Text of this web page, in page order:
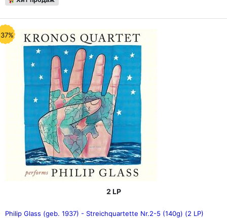
2 LP
Philip Glass (geb. 1937) - Streichquartette Nr.2-5 (140g) (2 LP)